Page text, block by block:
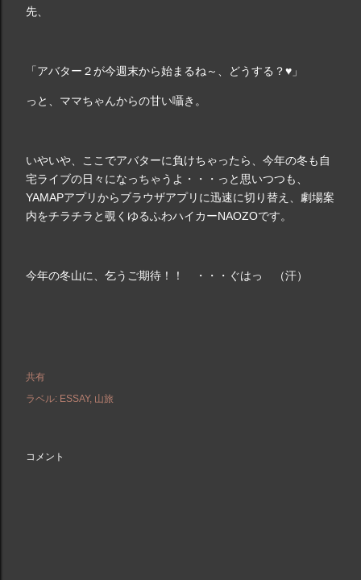
先、
「アバター２が今週末から始まるね～、どうする？♥」
っと、ママちゃんからの甘い囁き。
いやいや、ここでアバターに負けちゃったら、今年の冬も自
宅ライブの日々になっちゃうよ・・・っと思いつつも、
YAMAPアプリからブラウザアプリに迅速に切り替え、劇場案
内をチラチラと覗くゆるふわハイカーNAOZOです。
今年の冬山に、乞うご期待！！ ・・・ぐはっ （汗）
共有
ラベル: ESSAY 山旅
コメント